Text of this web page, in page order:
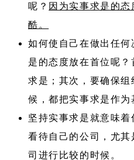
呢？ 因为实事求是的
酷。
如何使自己在做出任
是的态度放在首位呢
求是；其次，要确保
候，都把实事求是作为
坚持实事求是就意味
看待自己的公司，尤
司进行比较的时候。